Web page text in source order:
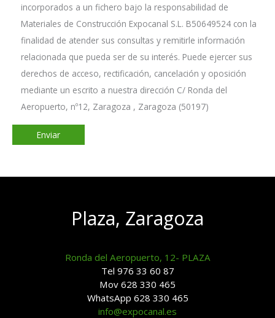
incorporados a un fichero bajo la responsabilidad de
Materiales de Construcción Expocanal S.L. B50649524 con la
finalidad de atender sus consultas y remitirle información
relacionada que pueda ser de su interés. Puede ejercer sus
derechos de acceso, rectificación, cancelación y oposición
mediante un escrito a nuestra dirección C/ Ronda del
Aeropuerto, nº12, Zaragoza , Zaragoza (50197)
Plaza, Zaragoza
Ronda del Aeropuerto, 12- PLAZA
Tel 976 33 60 87
Mov 628 330 465
WhatsApp 628 330 465
info@expocanal.es